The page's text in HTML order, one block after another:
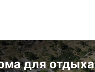
для отдыха